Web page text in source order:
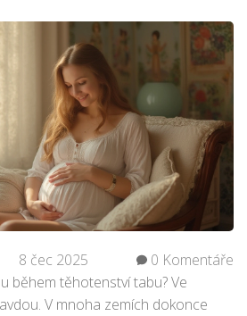
8 čec 2025
0 Komentáře
během těhotenství tabu? Ve
V mnoha zemích dokonce